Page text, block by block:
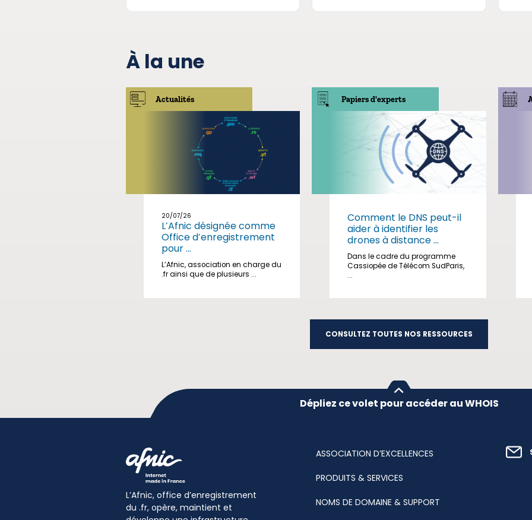
À la une
Actualités
20/07/26
L’Afnic désignée comme
Office d’enregistrement
pour ...
L’Afnic, association en charge du
.fr ainsi que de plusieurs ...
Papiers d'experts
Comment le DNS peut-il
aider à identifier les
drones à distance ...
Dans le cadre du programme
Cassiopée de Télécom SudParis,
...
CONSULTEZ TOUTES NOS RESSOURCES
Dépliez ce volet pour accéder au WHOIS
L’Afnic, office d’enregistrement
du .fr, opère, maintient et
ASSOCIATION D’EXCELLENCES
PRODUITS & SERVICES
NOMS DE DOMAINE & SUPPORT